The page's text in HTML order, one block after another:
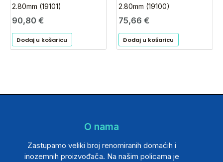
2.80mm (19101)
90,80 €
Dodaj u košaricu
2.80mm (19100)
75,66 €
Dodaj u košaricu
O nama
Zastupamo veliki broj renomiranih domaćih i
inozemnih proizvođača. Na našim policama je